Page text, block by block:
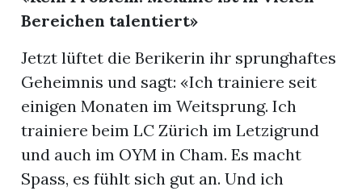
Bereichen talentiert»
Jetzt lüftet die Berikerin ihr sprunghaftes
Geheimnis und sagt: «Ich trainiere seit
einigen Monaten im Weitsprung. Ich
trainiere beim LC Zürich im Letzigrund
und auch im OYM in Cham. Es macht
Spass, es fühlt sich gut an. Und ich